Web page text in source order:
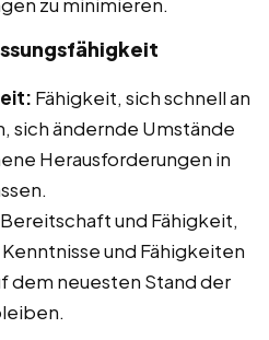
Fähigkeit, sich schnell an
sich ändernde Umstände
Herausforderungen in
Bereitschaft und Fähigkeit,
und Fähigkeiten
dem neuesten Stand der